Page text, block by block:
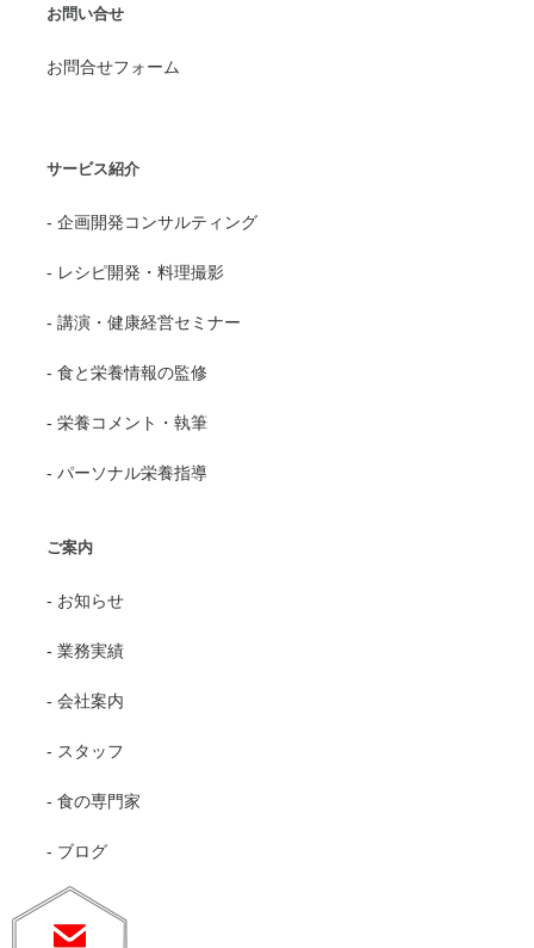
お問い合せ
お問合せフォーム
サービス紹介
- 企画開発コンサルティング
- レシピ開発・料理撮影
- 講演・健康経営セミナー
- 食と栄養情報の監修
- 栄養コメント・執筆
- パーソナル栄養指導
ご案内
- お知らせ
- 業務実績
- 会社案内
- スタッフ
- 食の専門家
- ブログ